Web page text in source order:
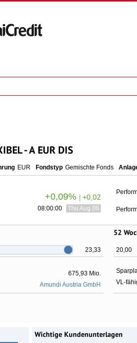
- A EUR DIS
EUR Fondstyp Gemischte Fonds
+0,09% | +0,02
08:00:00 Thu Aug 06 10:00:00
23,33
675,93 Mio.
Amundi Austria GmbH
52
20,00
VL-
Wichtige Kundenunterlagen